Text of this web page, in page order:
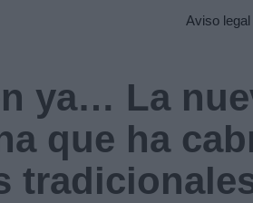
Aviso legal
ya… La
que ha